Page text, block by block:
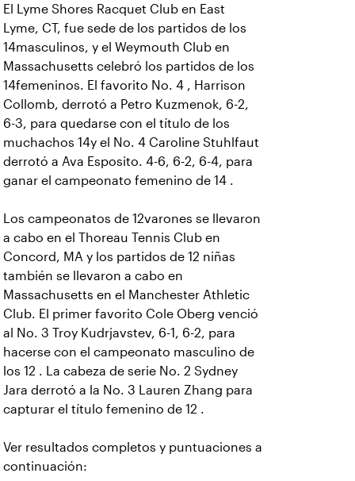
El Lyme Shores Racquet Club en East
Lyme, CT, fue sede de los partidos de los
14masculinos, y el Weymouth Club en
Massachusetts celebró los partidos de los
14femeninos. El favorito No. 4 , Harrison
Collomb, derrotó a Petro Kuzmenok, 6-2,
6-3, para quedarse con el título de los
muchachos 14y el No. 4 Caroline Stuhlfaut
derrotó a Ava Esposito. 4-6, 6-2, 6-4, para
ganar el campeonato femenino de 14 .
Los campeonatos de 12varones se llevaron
a cabo en el Thoreau Tennis Club en
Concord, MA y los partidos de 12 niñas
también se llevaron a cabo en
Massachusetts en el Manchester Athletic
Club. El primer favorito Cole Oberg venció
al No. 3 Troy Kudrjavstev, 6-1, 6-2, para
hacerse con el campeonato masculino de
los 12 . La cabeza de serie No. 2 Sydney
Jara derrotó a la No. 3 Lauren Zhang para
capturar el título femenino de 12 .
Ver resultados completos y puntuaciones a
continuación: